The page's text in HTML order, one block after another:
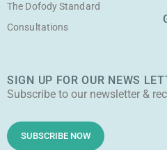
The Dofody Standard
Consultations
SIGN UP FOR OUR NEWS
Subscribe to our newsletter &
SUBSCRIBE NOW